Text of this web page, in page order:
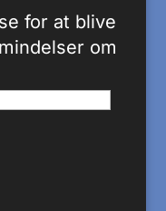
for at blive
om